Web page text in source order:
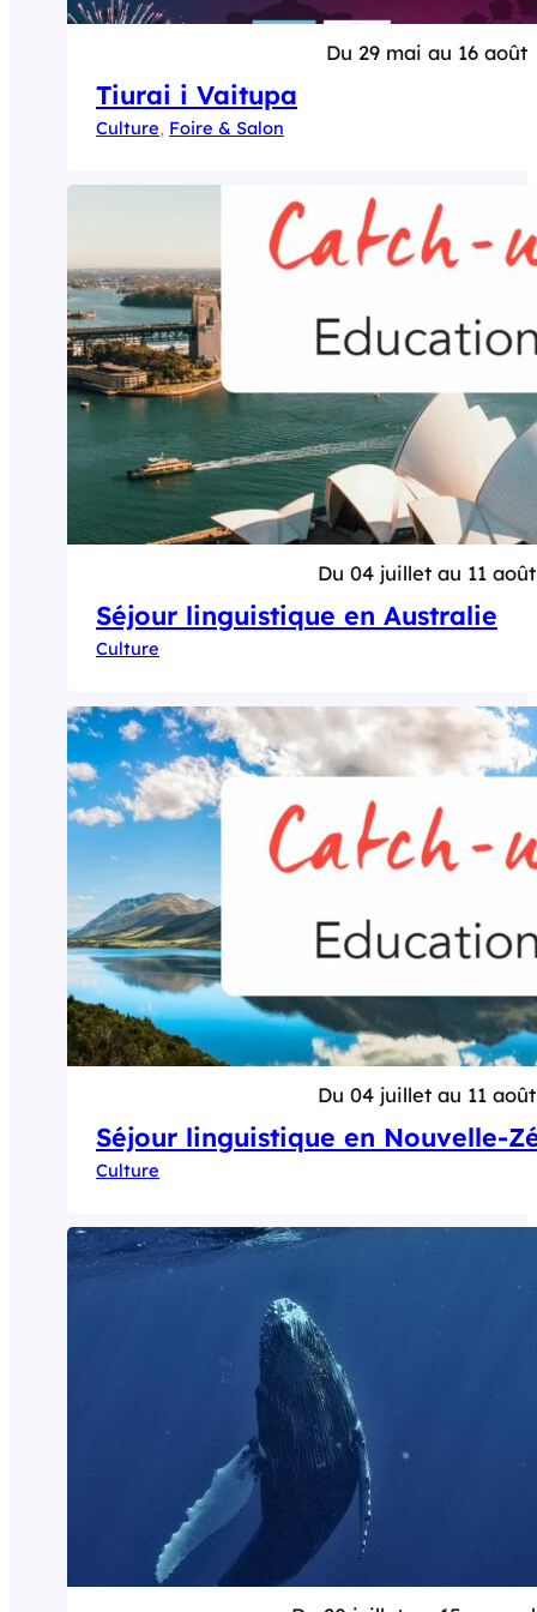
Du 29 mai au 16 août
Tiurai i Vaitupa
Culture, Foire & Salon
Du 04 juillet au 11 août
Séjour linguistique en Australie
Culture
Du 04 juillet au 11 août
Séjour linguistique en Nouvelle-
Culture